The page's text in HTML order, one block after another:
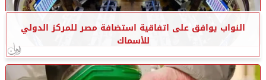
النواب يوافق على اتفاقية استضافة مصر للمركز الدولي
للأسماك